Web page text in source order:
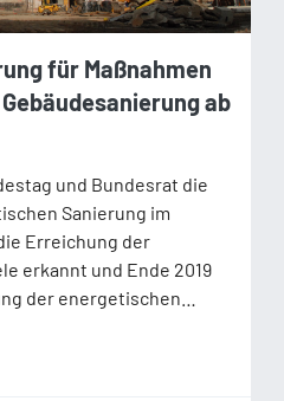
für Maßnahmen
ab
und Bundesrat die
Sanierung im
Erreichung der
erkannt und Ende 2019
der energetischen…